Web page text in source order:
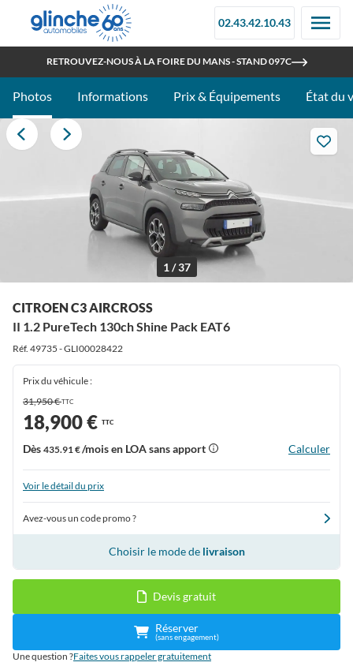
02.43.42.10.43
RETROUVEZ-NOUS À LA FOIRE DU MANS - STAND 097C
OUVERT TOUT L'ÉTÉ
Photos Informations Prix & Équipements État du
1 / 37
CITROEN C3 AIRCROSS
II 1.2 PureTech 130ch Shine Pack EAT6
Réf. 49735 - GLI00028422
Prix du véhicule :
31,950 €TTC
18,900 € TTC
Dès 435.91 €/mois en LOA sans apport Calculer
Voir le détail du prix
Avez-vous un code promo ?
Choisir le mode de livraison
Devis gratuit
Réserver
(sans engagement)
Une question ?Faites vous rappeler gratuitement